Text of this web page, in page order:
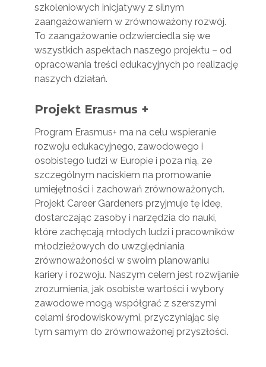
szkoleniowych inicjatywy z silnym
zaangażowaniem w zrównoważony rozwój.
To zaangażowanie odzwierciedla się we
wszystkich aspektach naszego projektu – od
opracowania treści edukacyjnych po realizację
naszych działań.
Projekt Erasmus +
Program Erasmus+ ma na celu wspieranie
rozwoju edukacyjnego, zawodowego i
osobistego ludzi w Europie i poza nią, ze
szczególnym naciskiem na promowanie
umiejętności i zachowań zrównoważonych.
Projekt Career Gardeners przyjmuje tę ideę,
dostarczając zasoby i narzędzia do nauki,
które zachęcają młodych ludzi i pracowników
młodzieżowych do uwzględniania
zrównoważoności w swoim planowaniu
kariery i rozwoju. Naszym celem jest rozwijanie
zrozumienia, jak osobiste wartości i wybory
zawodowe mogą współgrać z szerszymi
celami środowiskowymi, przyczyniając się
tym samym do zrównoważonej przyszłości.